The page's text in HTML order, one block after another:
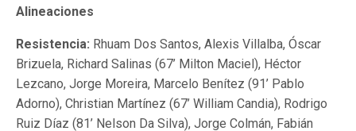
Alineaciones
Resistencia: Rhuam Dos Santos, Alexis Villalba, Óscar
Brizuela, Richard Salinas (67’ Milton Maciel), Héctor
Lezcano, Jorge Moreira, Marcelo Benítez (91’ Pablo
Adorno), Christian Martínez (67’ William Candia), Rodrigo
Ruiz Díaz (81’ Nelson Da Silva), Jorge Colmán, Fabián